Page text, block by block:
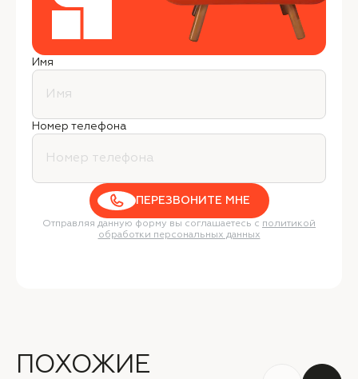
Имя
Номер телефона
ПЕРЕЗВОНИТЕ МНЕ
Отправляя данную форму вы соглашаетесь с политикой
обработки персональных данных
ПОХОЖИЕ